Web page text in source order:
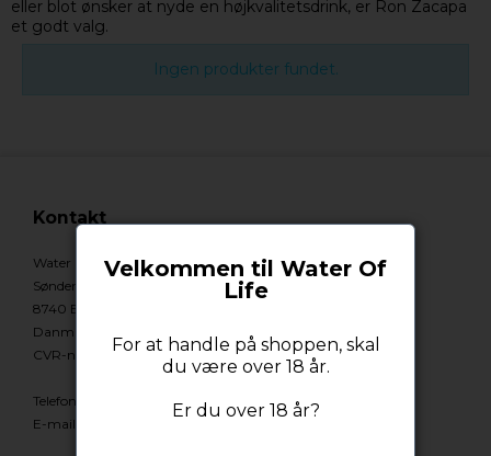
eller blot ønsker at nyde en højkvalitetsdrink, er Ron Zacapa
et godt valg.
Ingen produkter fundet.
Kontakt
Water Of Life
Søndergade 1
8740 Brædstrup
Danmark
CVR-nummer:44295865
Telefonnr.
E-mail
Velkommen til Water Of
Life
For at handle på shoppen, skal
du være over 18 år.
Er du over 18 år?